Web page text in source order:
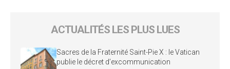
ACTUALITÉS LES PLUS LUES
Sacres de la Fraternité Saint-Pie X : le Vatican
publie le décret d’excommunication